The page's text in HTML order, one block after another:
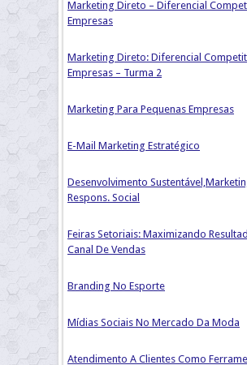
Marketing Direto – Diferencial
Empresas
Marketing Direto: Diferencial
Empresas – Turma 2
Marketing Para Pequenas Empresas
E-Mail Marketing Estratégico
Desenvolvimento
Respons. Social
Feiras Setoriais: Maximizando
Canal De Vendas
Branding No Esporte
Mídias Sociais No Mercado Da Moda
Atendimento A Clientes Como